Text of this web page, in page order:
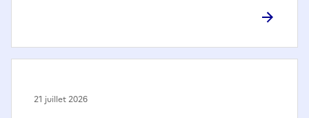
21 juillet 2026